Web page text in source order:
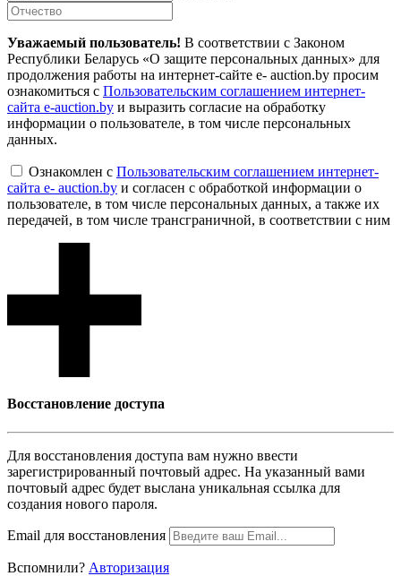
Уважаемый пользователь! В соответствии с Законом
Республики Беларусь «О защите персональных данных» для
продолжения работы на интернет-сайте e- auction.by просим
ознакомиться с Пользовательским соглашением интернет-
сайта e-auction.by и выразить согласие на обработку
информации о пользователе, в том числе персональных
данных.
Ознакомлен с Пользовательским соглашением интернет-
сайта e- auction.by и согласен с обработкой информации о
пользователе, в том числе персональных данных, а также их
передачей, в том числе трансграничной, в соответствии с ним
Восcтановление доступа
Для восcтановления доступа вам нужно ввести
зарегистрированный почтовый адрес. На указанный вами
почтовый адрес будет выслана уникальная ссылка для
создания нового пароля.
Email для восcтановления
Вспомнили? Авторизация